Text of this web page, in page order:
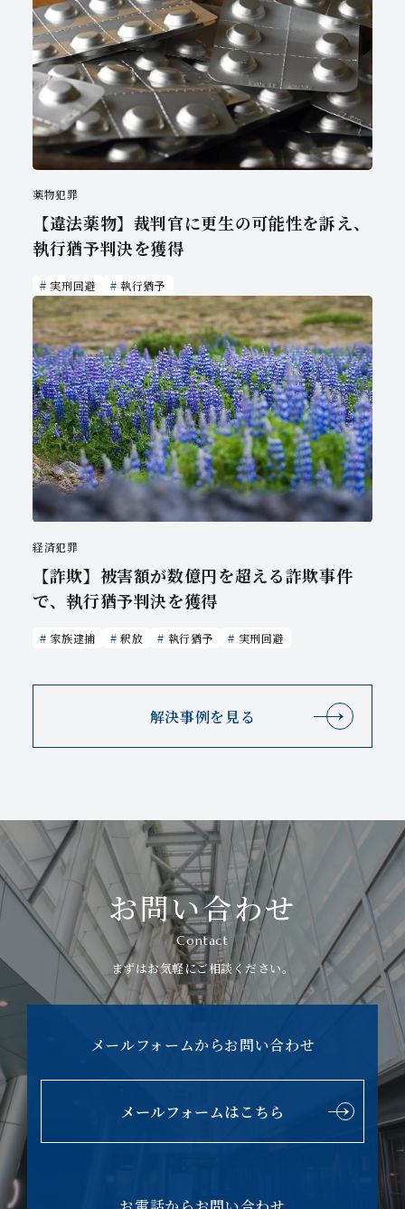
薬物犯罪
【違法薬物】裁判官に更生の可能性を訴え、
執行猶予判決を獲得
実刑回避 執行猶予
経済犯罪
【詐欺】被害額が数億円を超える詐欺事件
で、執行猶予判決を獲得
家族逮捕 釈放 執行猶予 実刑回避
解決事例を見る
お問い合わせ
Contact
まずはお気軽にご相談ください。
メールフォームからお問い合わせ
メールフォームはこちら